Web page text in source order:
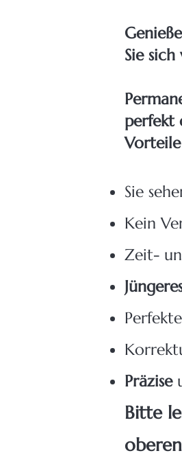
Sie
perfekt
Sie
Kein
Zeit-
Präzise
Bitte